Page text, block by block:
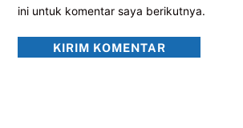
ini untuk komentar saya berikutnya.